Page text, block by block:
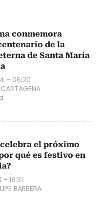
conmemora
de la
de Santa María
- 06:20
celebra el próximo
qué es festivo en
18:31
BARRERA